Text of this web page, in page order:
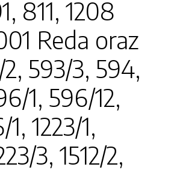
811, 1208
Reda oraz
593/3, 594,
1, 596/12,
1223/1,
3, 1512/2,